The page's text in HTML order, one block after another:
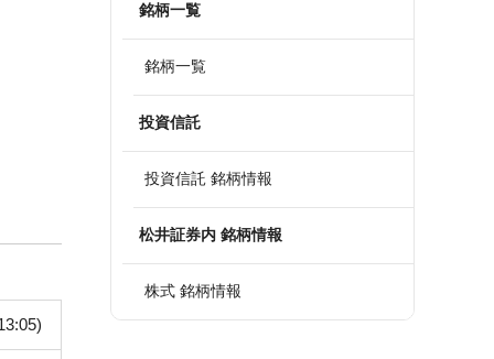
銘柄一覧
銘柄一覧
投資信託
投資信託 銘柄情報
松井証券内 銘柄情報
株式 銘柄情報